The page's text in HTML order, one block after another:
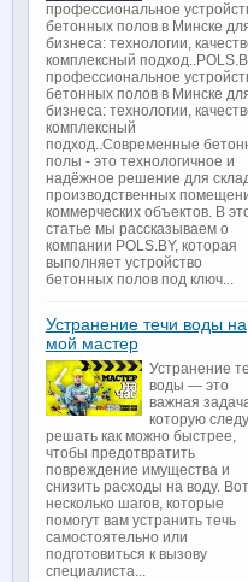
профессиональное
бетонных полов в Минске
бизнеса: технологии,
комплексный
профессиональное
бетонных полов в Минске
бизнеса: технологии,
комплексный
подход..Современные
полы - это технологичное и
надёжное решение для
производственных
коммерческих объектов. В
статье мы рассказываем о
компании POLS.BY, которая
выполняет устройство
бетонных полов под ключ...
Устранение течи воды на
мой мастер
Устранение
воды — это
важная
которую
решать как можно быстрее,
чтобы предотвратить
повреждение имущества и
снизить расходы на воду. Вот
несколько шагов, которые
помогут вам устранить течь
самостоятельно или
подготовиться к вызову
специалиста...